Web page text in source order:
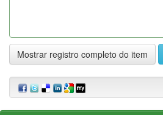
Mostrar registro completo do item